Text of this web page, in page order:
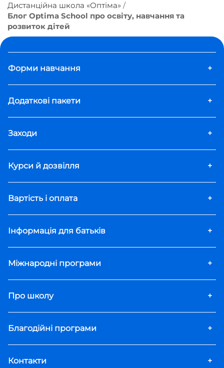
Дистанційна школа «Оптіма»
Блог Optima School про освіту, навчання та
розвиток дітей
Форми навчання +
Додаткові пакети +
Заходи +
Курси й дозвілля +
Вартість і оплата +
Інформація для батьків +
Міжнародні програми +
Про школу +
Благодійні програми +
Контакти +